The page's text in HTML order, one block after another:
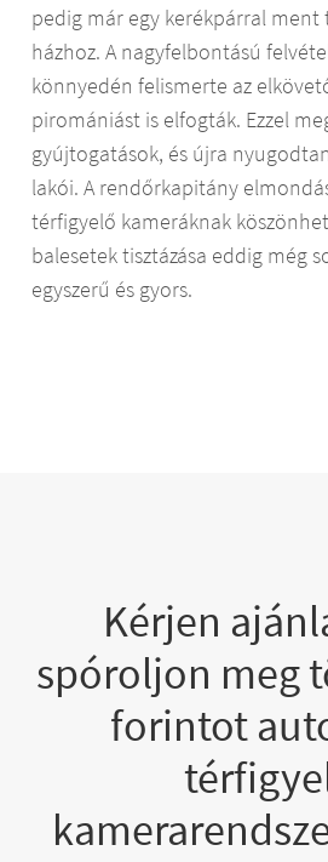
pedig már egy kerékpárral
házhoz. A nagyfelbontású
könnyedén felismerte az
piromániást is elfogták. Ezzel
gyújtogatások, és újra
lakói. A rendőrkapitány
térfigyelő kameráknak
balesetek tisztázása eddig még
egyszerű és gyors.
Kérjen
spóroljon meg
forintot